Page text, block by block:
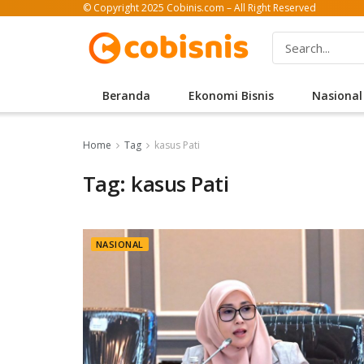
© Copyright 2025 Cobinis.com – All Right Reserved
Beranda Ekonomi Bisnis Nasional
Home Tag kasus Pati
Tag: kasus Pati
NASIONAL